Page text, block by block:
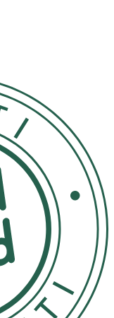
bidrar till en
Produkten är
definition.
resultat.